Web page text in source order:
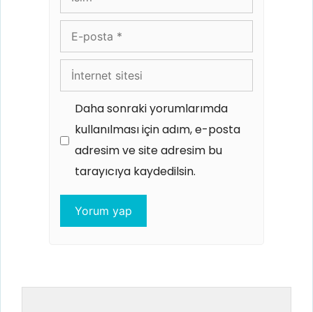
posta
İnternet
sitesi
Daha sonraki yorumlarımda
kullanılması için adım, e-posta
adresim ve site adresim bu
tarayıcıya kaydedilsin.